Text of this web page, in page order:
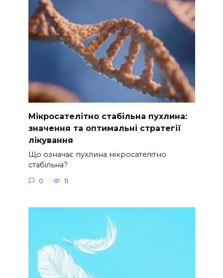
Мікросателітно стабільна пухлина:
значення та оптимальні стратегії
лікування
Що означає пухлина мікросателітно
стабільна?
0 11